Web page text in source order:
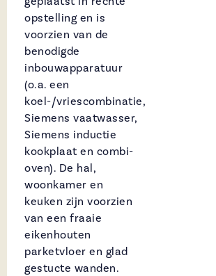
opstelling en is
voorzien van de
benodigde
inbouwapparatuur
(o.a. een
koel-/vriescombinatie,
Siemens vaatwasser,
Siemens inductie
kookplaat en combi-
oven). De hal,
woonkamer en
keuken zijn voorzien
van een fraaie
eikenhouten
parketvloer en glad
gestucte wanden.